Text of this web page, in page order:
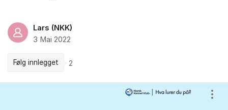
Lars (NKK)
3 Mai 2022
Følg innlegget 2
Vis/